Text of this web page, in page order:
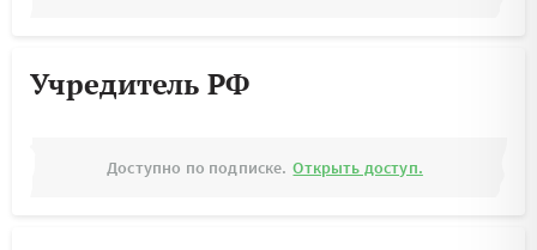
Учредитель РФ
Доступно по подписке. Открыть доступ.